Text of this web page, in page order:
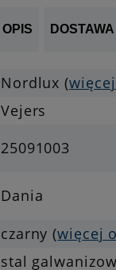
OPIS DOSTAWA
Nordlux (
Vejers
25091003
Dania
czarny (więcej
stal